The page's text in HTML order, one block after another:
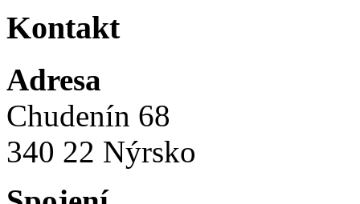
Kontakt
Adresa
Chudenín 68
340 22 Nýrsko